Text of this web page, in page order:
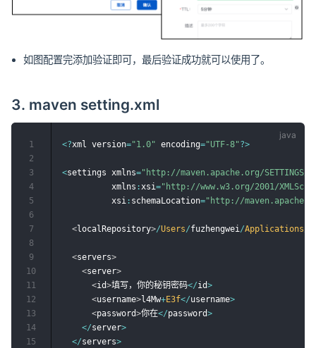
如图配置完添加验证即可，最后验证成功就可以使用了。
3. maven setting.xml
<?xml version="1.0" encoding="UTF-8"?>
<settings xmlns="http://maven.apache.org/SETTINGS/
          xmlns
:xsi="http://www.w3.org/2001/
          xsi
: schemaLocation="http://
<localRepository>/Users/fuzhengwei/Applications
<servers>
<server>
<id>填写，你的秘钥密码</id>
<username>l4Mw+E3f</username>
<password>你在</password>
</server>
</servers>
1
2
3
4
5
6
7
8
9
10
11
12
13
14
15